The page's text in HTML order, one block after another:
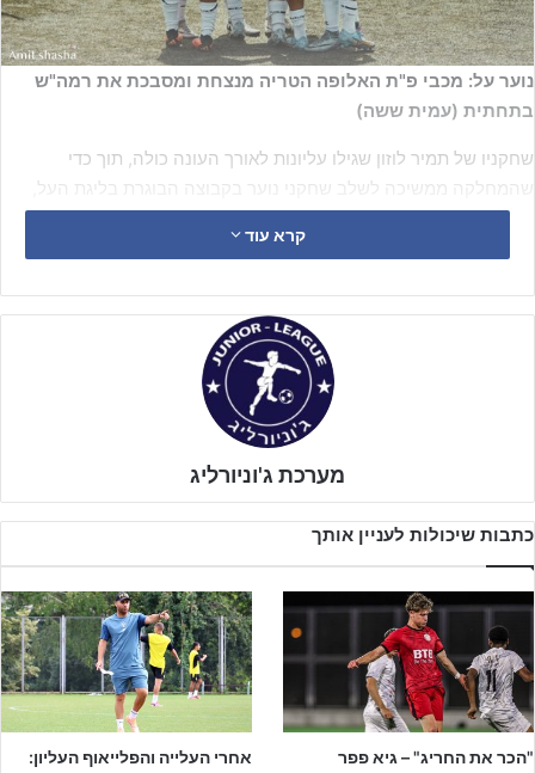
נוער על: מכבי פ"ת האלופה הטריה מנצחת ומסבכת את רמה"ש
בתחתית (עמית ששה)
שחקניו של תמיר לוזון שגילו עליונות לאורך העונה כולה, תוך כדי
שהמחלקה ממשיכה לשלב שחקני נוער בקבוצה הבוגרת בליגת העל,
רשמו הבוקר (שבת) ניצחון ליגה נוסף, ה-20 במספר, הפעם מול הפועל
רמה"ש הנאבקת על חייה בליגת העל.
אחרי 20 דקות בשליטה של מכבי פ"ת, הנעת כדור יפה של פ"ת באגף
קרא עוד
מערכת ג'וניורליג
כתבות שיכולות לעניין אותך
"הכר את החריג" – גיא פפר
אחרי העלייה והפלייאוף העליון: